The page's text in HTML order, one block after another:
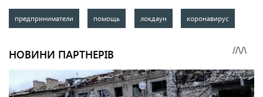
предприниматели помощь локдаун коронавирус